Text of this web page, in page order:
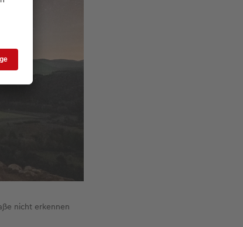
nicht erkennen